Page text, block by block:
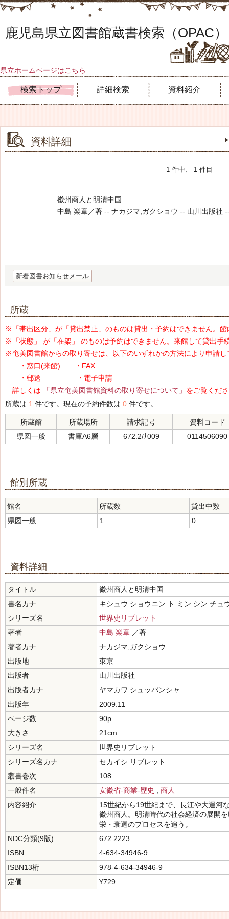
鹿児島県立図書館蔵書検索（OPAC）
県立ホームページはこちら
検索トップ 詳細検索 資料紹介
資料詳細
1 件中、 1 件目
徽州商人と明清中国
中島 楽章／著 -- ナカジマ,ガクショウ -- 山川出版社
新着図書お知らせメール
所蔵
※「帯出区分」が「貸出禁止」のものは貸出・予約はできません。
※「状態」 が「在架」 のものは予約はできません。来館して貸出手
※奄美図書館からの取り寄せは、以下のいずれかの方法により申請し
・窓口(来館) ・FAX
・郵送 ・電子申請
詳しくは
「県立奄美図書館資料の取り寄せについて」 をご覧くだ
所蔵は 1 件です。現在の予約件数は 0 件です。
所蔵館 所蔵場所 請求記号
資料コード
県図一般
書庫A6層 672.2/ﾅ009 0114506090
館別所蔵
館名 所蔵数
貸出中数
県図一般
1 0
資料詳細
タイトル
徽州商人と明清中国
書名カナ
キシュウ ショウニン ト ミン シン チュ
シリーズ名
世界史リブレット
著者
中島 楽章 ／著
著者カナ
ナカジマ,ガクショウ
出版地
東京
出版者
山川出版社
出版者カナ
ヤマカワ シュッパンシャ
出版年
2009.11
ページ数
90p
大きさ
21cm
シリーズ名
世界史リブレット
シリーズ名カナ
セカイシ リブレット
叢書巻次
108
一般件名
安徽省-商業-歴史
商人
内容紹介
15世紀から19世紀まで、長江や大運河
徽州商人。明清時代の社会経済の展開
栄・衰退のプロセスを追う。
NDC分類(9版)
672.2223
ISBN
4-634-34946-9
ISBN13桁
978-4-634-34946-9
定価
¥729